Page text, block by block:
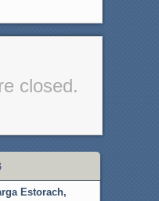
closed.
Estorach,